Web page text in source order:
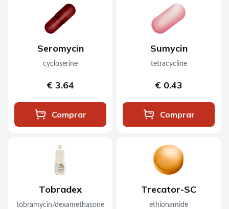
Seromycin
cycloserine
€ 3.64
Comprar
Sumycin
tetracycline
€ 0.43
Comprar
Tobradex
tobramycin/dexamethasone
Trecator-SC
ethionamide